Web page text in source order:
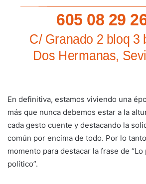
En definitiva, estamos viviendo una
más que nunca debemos estar a la
cada gesto cuente y destacando la
común por encima de todo. Por lo
momento para destacar la frase de
político”.